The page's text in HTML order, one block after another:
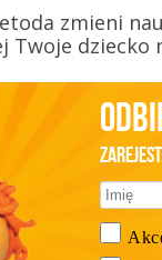
zmieni
Twoje dziecko